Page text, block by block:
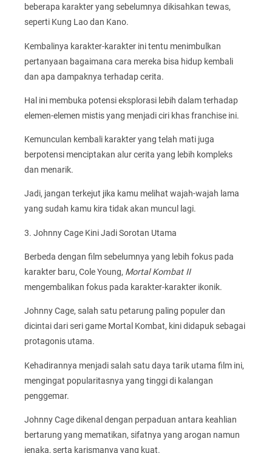
beberapa karakter yang sebelumnya dikisahkan tewas,
seperti Kung Lao dan Kano.
Kembalinya karakter-karakter ini tentu menimbulkan
pertanyaan bagaimana cara mereka bisa hidup kembali
dan apa dampaknya terhadap cerita.
Hal ini membuka potensi eksplorasi lebih dalam terhadap
elemen-elemen mistis yang menjadi ciri khas franchise ini.
Kemunculan kembali karakter yang telah mati juga
berpotensi menciptakan alur cerita yang lebih kompleks
dan menarik.
Jadi, jangan terkejut jika kamu melihat wajah-wajah lama
yang sudah kamu kira tidak akan muncul lagi.
3. Johnny Cage Kini Jadi Sorotan Utama
Berbeda dengan film sebelumnya yang lebih fokus pada
karakter baru, Cole Young, Mortal Kombat II
mengembalikan fokus pada karakter-karakter ikonik.
Johnny Cage, salah satu petarung paling populer dan
dicintai dari seri game Mortal Kombat, kini didapuk sebagai
protagonis utama.
Kehadirannya menjadi salah satu daya tarik utama film ini,
mengingat popularitasnya yang tinggi di kalangan
penggemar.
Johnny Cage dikenal dengan perpaduan antara keahlian
bertarung yang mematikan, sifatnya yang arogan namun
jenaka, serta karismanya yang kuat.